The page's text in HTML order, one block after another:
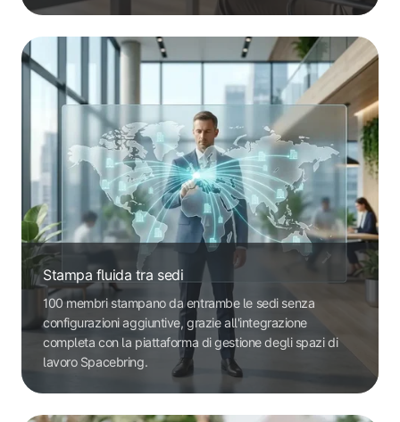
Stampa fluida tra sedi
100 membri stampano da entrambe le sedi senza
configurazioni aggiuntive, grazie all'integrazione
completa con la piattaforma di gestione degli spazi di
lavoro Spacebring.